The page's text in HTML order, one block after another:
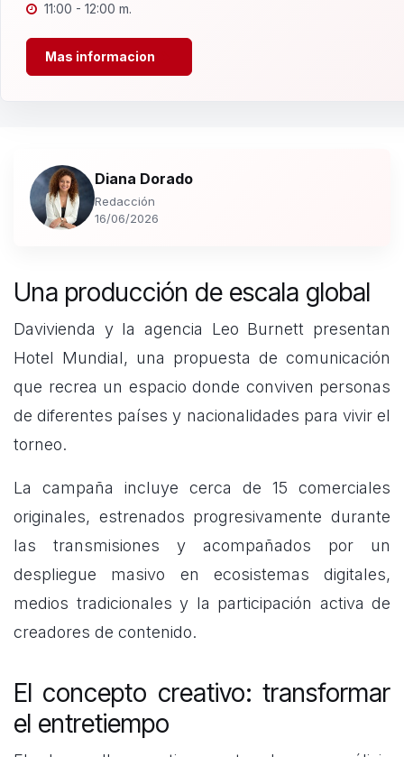
11:00 - 12:00 m.
Mas informacion
Diana Dorado
Redacción
16/06/2026
Una producción de escala global
Davivienda y la agencia Leo Burnett presentan
Hotel Mundial, una propuesta de comunicación
que recrea un espacio donde conviven personas
de diferentes países y nacionalidades para vivir el
torneo.
La campaña incluye cerca de 15 comerciales
originales, estrenados progresivamente durante
las transmisiones y acompañados por un
despliegue masivo en ecosistemas digitales,
medios tradicionales y la participación activa de
creadores de contenido.
El concepto creativo: transformar
el entretiempo